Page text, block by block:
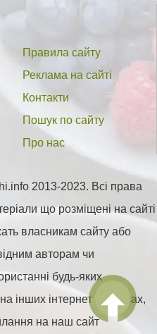
Правила сайту
Реклама на сайті
Контакти
Пошук по сайту
Про нас
2013-2023. Всі права
що розміщені на сайті
власникам сайту або
авторам чи
будь-яких
інших інтернет ресурсах,
на наш сайт